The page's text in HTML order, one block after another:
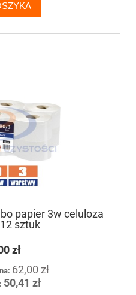
papier 3w celuloza
sztuk
zł
62,00 zł
50,41 zł